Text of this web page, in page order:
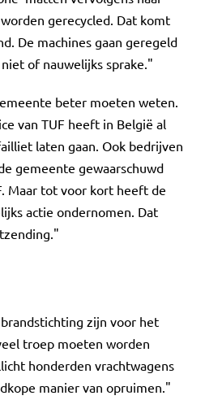
gerecycled. Dat komt
De machines gaan geregeld
of nauwelijks sprake."
beter moeten weten.
van TUF heeft in België al
laten gaan. Ook bedrijven
gemeente gewaarschuwd
Maar tot voor kort heeft de
actie ondernomen. Dat
zijn voor het
troep moeten worden
honderden vrachtwagens
manier van opruimen."